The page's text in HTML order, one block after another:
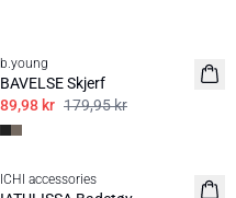
b.young
BAVELSE Skjerf
89,98 kr 179,95 kr
50%
ICHI accessories